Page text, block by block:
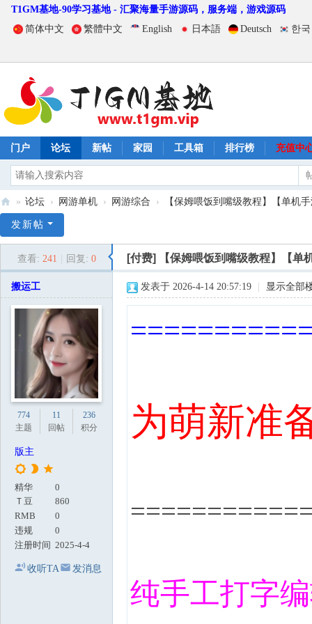
T1GM基地-90学习基地 - 汇聚海量手游源码，服务端，游戏源码
简体中文
繁體中文 English 日本語 Deutsch 한
门户 论坛 新帖 家园 工具箱 排行榜 充值中
1
» 论坛 › 网游单机 › 网游综合 › 【保姆喂饭到嘴级教程】【单机
发新帖
查看: 241 回复: 0 [付费] 【保姆喂饭到嘴级教程】【
搬运工
774
主题
11
回帖
236
积分
版主
精华
0
Ｔ豆
860
RMB
0
违规
0
注册时间 2025-4-4
收听TA 发消息
发表于 2026-4-14 20:57:19 显示全部
为萌新准
纯手工打字